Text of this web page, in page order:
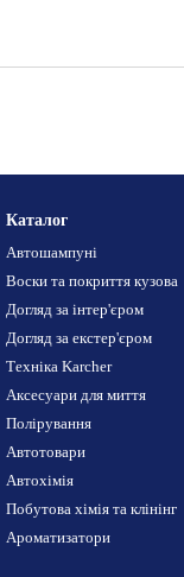
Каталог
Автошампуні
Воски та покриття кузова
Догляд за інтер'єром
Догляд за екстер'єром
Техніка Karcher
Аксесуари для миття
Полірування
Автотовари
Автохімія
Побутова хімія та клінінг
Ароматизатори